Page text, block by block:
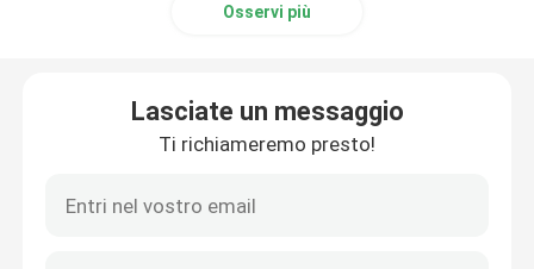
Modulo guida lineare
Osservi più
Lasciate un messaggio
Ti richiameremo presto!